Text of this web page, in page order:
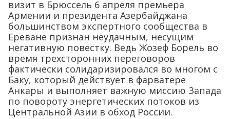
визит в Брюссель 6 апреля премьера
Армении и президента Азербайджана
большинством экспертного сообщества в
Ереване признан неудачным, несущим
негативную повестку. Ведь Жозеф Борель во
время трехсторонних переговоров
фактически солидаризировался во многом с
Баку, который действует в фарватере
Анкары и выполняет важную миссию Запада
по повороту энергетических потоков из
Центральной Азии в обход России.